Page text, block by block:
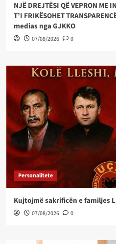
NJË DREJTËSI QË VEPRON ME
T’I FRIKËSOHET
medias nga GJKKO
07/08/2026 0
Personalitete
Kujtojmë sakrificën e familjes
07/08/2026 0